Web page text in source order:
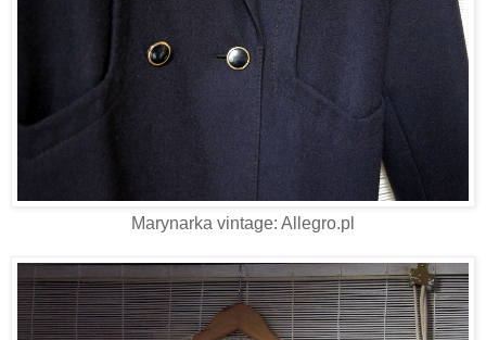
Marynarka vintage: Allegro.pl